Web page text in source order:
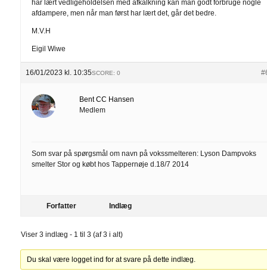
har lært vedligeholdelsen med afkalkning kan man godt forbruge nogle
afdampere, men når man først har lært det, går det bedre.
M.V.H
Eigil Wiwe
16/01/2023 kl. 10:35SCORE: 0
Bent CC Hansen
Medlem
Som svar på spørgsmål om navn på vokssmelteren: Lyson Dampvoks
smelter Stor og købt hos Tappernøje d.18/7 2014
Forfatter Indlæg
Viser 3 indlæg - 1 til 3 (af 3 i alt)
Du skal være logget ind for at svare på dette indlæg.